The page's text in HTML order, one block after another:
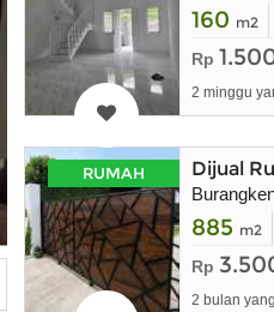
160 m2
Rp
2 minggu
RUMAH Dijual
885 m2
Rp
2 bulan